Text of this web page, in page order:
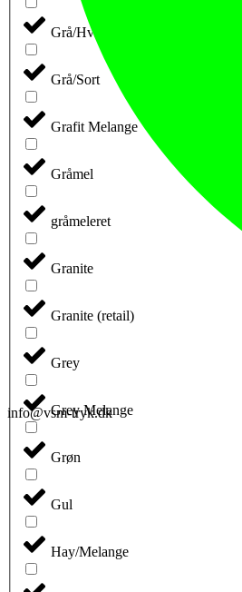
Grå/Hvid
Grå/Sort
Grafit Melange
Gråmel
gråmeleret
Granite
Granite (retail)
Grey
Grey Melange
Grøn
Gul
Hay/Melange
info@vsm-tryk.dk